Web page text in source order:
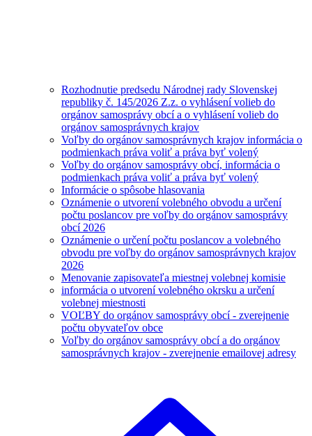
Rozhodnutie predsedu Národnej rady Slovenskej
republiky č. 145/2026 Z.z. o vyhlásení volieb do
orgánov samosprávy obcí a o vyhlásení volieb do
orgánov samosprávnych krajov
Voľby do orgánov samosprávnych krajov informácia o
podmienkach práva voliť a práva byť volený
Voľby do orgánov samosprávy obcí, informácia o
podmienkach práva voliť a práva byť volený
Informácie o spôsobe hlasovania
Oznámenie o utvorení volebného obvodu a určení
počtu poslancov pre voľby do orgánov samosprávy
obcí 2026
Oznámenie o určení počtu poslancov a volebného
obvodu pre voľby do orgánov samosprávnych krajov
2026
Menovanie zapisovateľa miestnej volebnej komisie
informácia o utvorení volebného okrsku a určení
volebnej miestnosti
VOĽBY do orgánov samosprávy obcí - zverejnenie
počtu obyvateľov obce
Voľby do orgánov samosprávy obcí a do orgánov
samosprávnych krajov - zverejnenie emailovej adresy